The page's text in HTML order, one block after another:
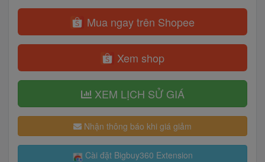
Mua ngay trên Shopee
Xem shop
XEM LỊCH SỬ GIÁ
Nhận thông báo khi giá giảm
Cài đặt Bigbuy360 Extension